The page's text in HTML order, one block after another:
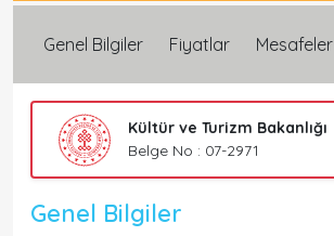
Genel Bilgiler Fiyatlar Mesafeler
Kültür ve Turizm Bakanlığı
Belge No : 07-2971
Genel Bilgiler